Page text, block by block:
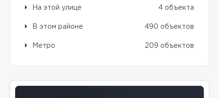
На этой улице 4 объекта
В этом районе 490 объектов
Метро 209 объектов